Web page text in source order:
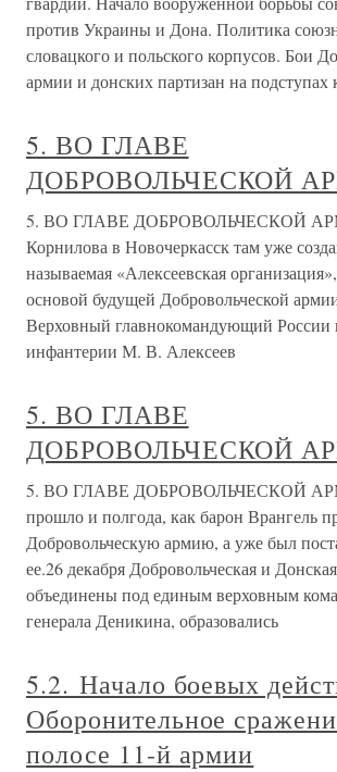
против Украины и Дона. Политика
словацкого и польского корпусов. Бои
армии и донских партизан на подступах
5. ВО ГЛАВЕ
ДОБРОВОЛЬЧЕСКОЙ
5. ВО ГЛАВЕ ДОБРОВОЛЬЧЕСКОЙ
Корнилова в Новочеркасск там уже
называемая «Алексеевская
основой будущей Добровольческой
Верховный главнокомандующий России
инфантерии М. В. Алексеев
5. ВО ГЛАВЕ
ДОБРОВОЛЬЧЕСКОЙ
5. ВО ГЛАВЕ ДОБРОВОЛЬЧЕСКОЙ
прошло и полгода, как барон Врангель
Добровольческую армию, а уже был
ее.26 декабря Добровольческая и
объединены под единым верховным
генерала Деникина, образовались
5.2. Начало боевых
Оборонительное
полосе 11-й армии